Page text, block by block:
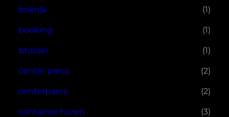
bokrijk (1)
booking (1)
brussel (1)
center parcs (2)
centerparcs (2)
container huren (3)